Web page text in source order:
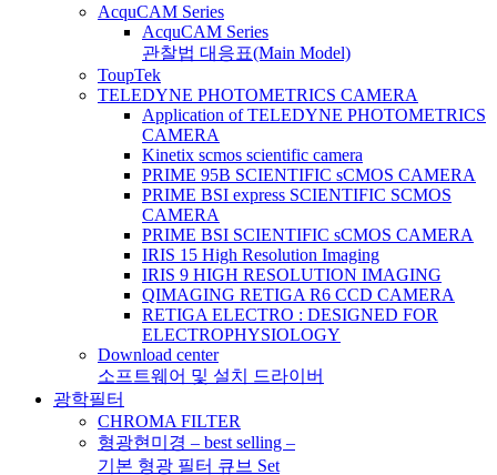
AcquCAM Series
AcquCAM Series
관찰법 대응표(Main Model)
ToupTek
TELEDYNE PHOTOMETRICS CAMERA
Application of TELEDYNE PHOTOMETRICS
CAMERA
Kinetix scmos scientific camera
PRIME 95B SCIENTIFIC sCMOS CAMERA
PRIME BSI express SCIENTIFIC SCMOS
CAMERA
PRIME BSI SCIENTIFIC sCMOS CAMERA
IRIS 15 High Resolution Imaging
IRIS 9 HIGH RESOLUTION IMAGING
QIMAGING RETIGA R6 CCD CAMERA
RETIGA ELECTRO : DESIGNED FOR
ELECTROPHYSIOLOGY
Download center
소프트웨어 및 설치 드라이버
광학필터
CHROMA FILTER
형광현미경 – best selling –
기본 형광 필터 큐브 Set